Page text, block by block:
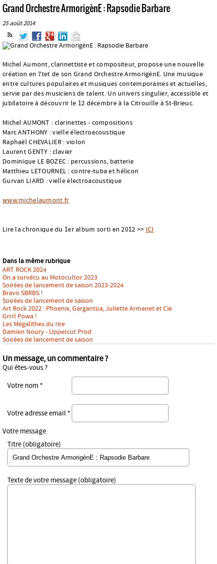
Grand Orchestre ArmorigènE : Rapsodie Barbare
25 août 2014
Michel Aumont, clarinettiste et compositeur, propose une nouvelle
création en 7tet de son Grand Orchestre ArmorigènE. Une musique
entre cultures populaires et musiques contemporaines et actuelles,
servie par des musiciens de talent. Un univers singulier, accessible et
jubilatoire à découvrir le 12 décembre à la Citrouille à St-Brieuc.
Michel AUMONT : clarinettes - compositions
Marc ANTHONY : vielle électroacoustique
Raphaël CHEVALIER : violon
Laurent GENTY : clavier
Dominique LE BOZEC : percussions, batterie
Matthieu LETOURNEL : contre-tuba et hélicon
Gurvan LIARD : vielle électroacoustique
www.michelaumont.fr
Lire la chronique du 1er album sorti en 2012 >> ICI
Dans la même rubrique
ART ROCK 2024
On a survécu au Motocultor 2023
Soirées de lancement de saison 2023-2024
Bravo SBRBS !
Soirées de lancement de saison
Art Rock 2022 : Phoenix, Gargantüa, Juliette Armanet et Cie
Grrrl Powa !
Les Mégalithes du rire
Damien Noury - Uppercut Prod
Soirées de lancement de saison
Un message, un commentaire ?
Qui êtes-vous ?
Votre nom *
Votre adresse email *
Votre message
Titre (obligatoire)
Texte de votre message (obligatoire)